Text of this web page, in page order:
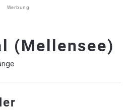
Werbung
(Mellensee)